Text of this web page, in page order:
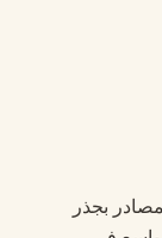
بجذر